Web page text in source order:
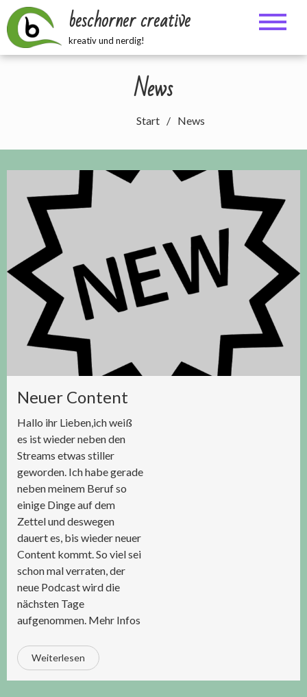
Zum
Inhalt
springen
beschorner creative
kreativ und nerdig!
News
Start News
Neuer Content
Hallo ihr Lieben,ich weiß
es ist wieder neben den
Streams etwas stiller
geworden. Ich habe gerade
neben meinem Beruf so
einige Dinge auf dem
Zettel und deswegen
dauert es, bis wieder neuer
Content kommt. So viel sei
schon mal verraten, der
neue Podcast wird die
nächsten Tage
aufgenommen. Mehr Infos
Weiterlesen